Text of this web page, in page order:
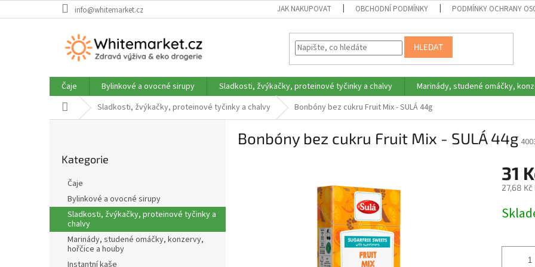
na
info@whitemarket.cz JAK NAKUPOVAT OBCHODNÍ PODMÍNKY PODMÍNKY OCHRANY
HLEDAT
Čaje Bylinkové a ovocné sirupy Sladkosti, žvýkačky, proteinové tyčinky a chalvy Marinády, studené omáčky,
Domů Sladkosti, žvýkačky, proteinové tyčinky a chalvy Bonbóny bez cukru Fruit Mix - SULÁ 44g
n
í
kategorie
Kategorie
Čaje
Bylinkové a ovocné sirupy
Sladkosti, žvýkačky, proteinové tyčinky a
chalvy
Marinády, studené omáčky, konzervy,
hořčice a houby
Instantní kaše
Bonbóny bez cukru Fruit Mix - SULÁ 44g
31
27,68 Kč
cena: